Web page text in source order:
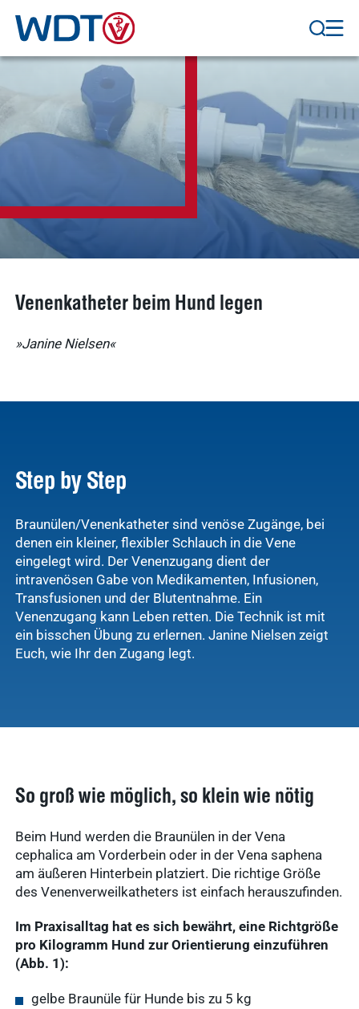
Venenkatheter beim Hund legen
»Janine Nielsen«
Step by Step
Braunülen/Venenkatheter sind venöse Zugänge, bei
denen ein kleiner, flexibler Schlauch in die Vene
eingelegt wird. Der Venenzugang dient der
intravenösen Gabe von Medikamenten, Infusionen,
Transfusionen und der Blutentnahme. Ein
Venenzugang kann Leben retten. Die Technik ist mit
ein bisschen Übung zu erlernen. Janine Nielsen zeigt
Euch, wie Ihr den Zugang legt.
So groß wie möglich, so klein wie nötig
Beim Hund werden die Braunülen in der Vena
cephalica am Vorderbein oder in der Vena saphena
am äußeren Hinterbein platziert. Die richtige Größe
des Venenverweilkatheters ist einfach herauszufinden.
Im Praxisalltag hat es sich bewährt, eine Richtgröße
pro Kilogramm Hund zur Orientierung einzuführen
(Abb. 1):
gelbe Braunüle für Hunde bis zu 5 kg